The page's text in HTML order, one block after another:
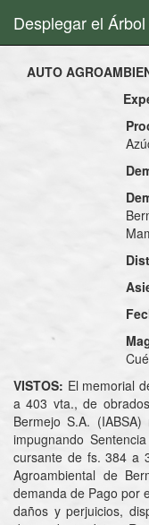
Desplegar el
AUTO
VISTOS: El memorial
a 403 vta., de
Bermejo S.A.
impugnando
cursante de fs. 384 a
Agroambiental de
demanda de Pago por
daños y perjuicios,